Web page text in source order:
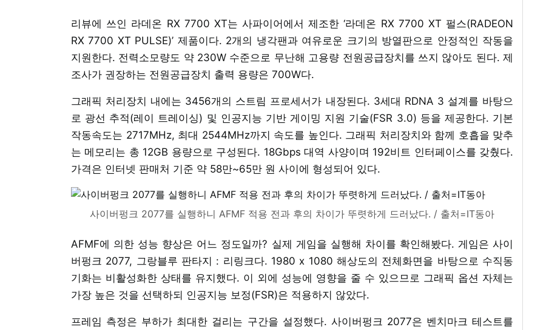
리뷰에 쓰인 라데온 RX 7700 XT는 사파이어에서 제조한 ‘라데온 RX 7700 XT 펄스(RADEON
RX 7700 XT PULSE)’ 제품이다. 2개의 냉각팬과 여유로운 크기의 방열판으로 안정적인 작동을
지원한다. 전력소모량도 약 230W 수준으로 무난해 고용량 전원공급장치를 쓰지 않아도 된다. 제
조사가 권장하는 전원공급장치 출력 용량은 700W다.
그래픽 처리장치 내에는 3456개의 스트림 프로세서가 내장된다. 3세대 RDNA 3 설계를 바탕으
로 광선 추적(레이 트레이싱) 및 인공지능 기반 게이밍 지원 기술(FSR 3.0) 등을 제공한다. 기본
작동속도는 2717MHz, 최대 2544MHz까지 속도를 높인다. 그래픽 처리장치와 함께 호흡을 맞추
는 메모리는 총 12GB 용량으로 구성된다. 18Gbps 대역 사양이며 192비트 인터페이스를 갖췄다.
가격은 인터넷 판매처 기준 약 58만~65만 원 사이에 형성되어 있다.
사이버펑크 2077를 실행하니 AFMF 적용 전과 후의 차이가 뚜렷하게 드러났다. / 출처=IT동아
AFMF에 의한 성능 향상은 어느 정도일까? 실제 게임을 실행해 차이를 확인해봤다. 게임은 사이
버펑크 2077, 그랑블루 판타지 : 리링크다. 1980 x 1080 해상도의 전체화면을 바탕으로 수직동
기화는 비활성화한 상태를 유지했다. 이 외에 성능에 영향을 줄 수 있으므로 그래픽 옵션 자체는
가장 높은 것을 선택하되 인공지능 보정(FSR)은 적용하지 않았다.
프레임 측정은 부하가 최대한 걸리는 구간을 설정했다. 사이버펑크 2077은 벤치마크 테스트를